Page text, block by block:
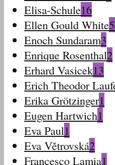
Elisa-Schule16
Ellen Gould White
Enoch Sundaram3
Enrique Rosenthal2
Erhard Vasicek13
Erich Theodor
Erika Grötzinger1
Eugen Hartwich1
Eva Paul1
Eva Větrovská2
Francesco Lamia1